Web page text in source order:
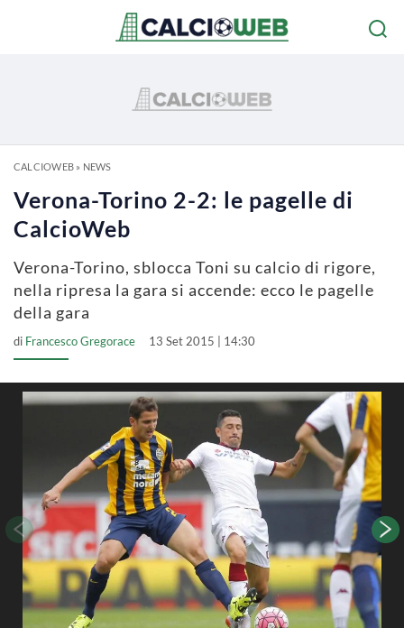
CALCIOWEB» NEWS
Verona-Torino 2-2: le pagelle di
CalcioWeb
Verona-Torino, sblocca Toni su calcio di rigore,
nella ripresa la gara si accende: ecco le pagelle
della gara
di Francesco Gregorace 13 Set 2015 | 14:30